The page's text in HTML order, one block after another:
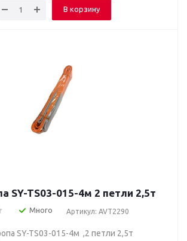
В корзину
SY-TS03-015-4м 2 петли 2,5т
Много Артикул: AVT2290
SY-TS03-015-4м ,2 петли 2,5т